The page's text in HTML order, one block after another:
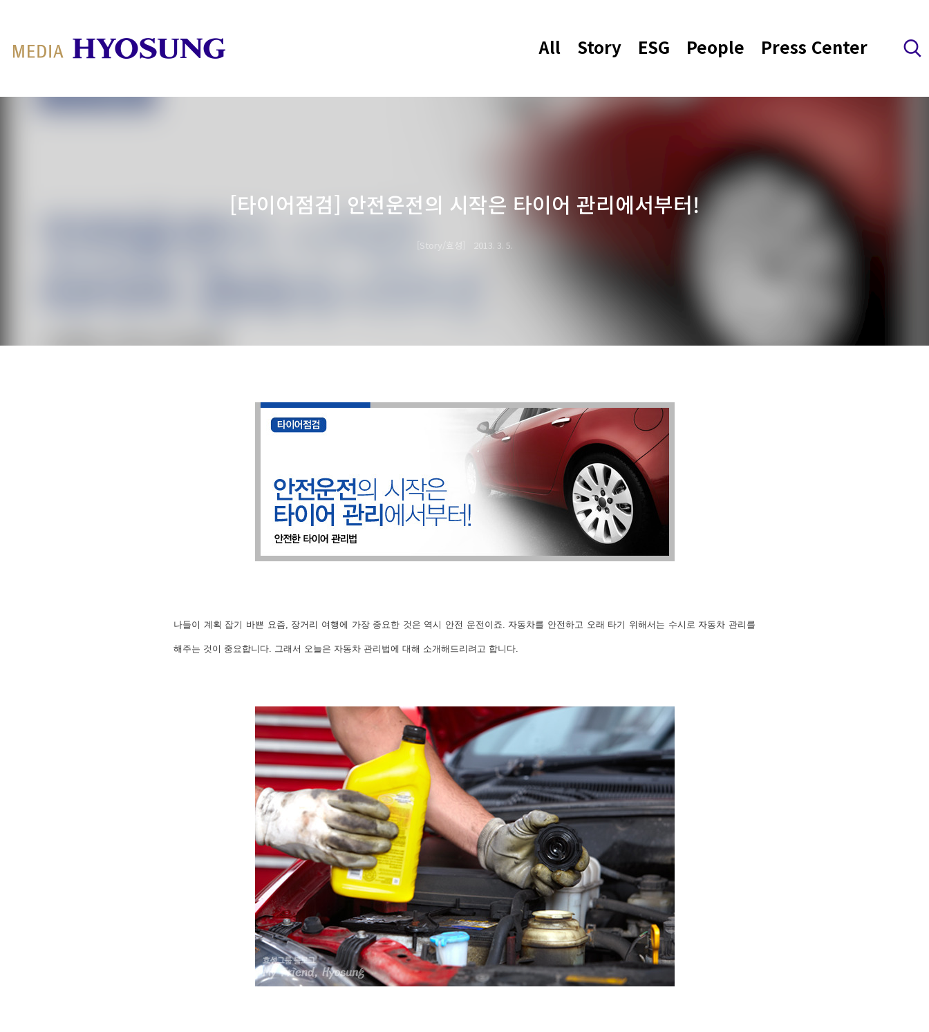
MY FRIEND HYOSUNG All Story ESG People Press Center 검색 레이어 열기
[타이어점검] 안전운전의 시작은 타이어 관리에서부터!
Story/효성 2013. 3. 5.
나들이 계획 잡기 바쁜 요즘, 장거리 여행에 가장 중요한 것은 역시 안전 운전이죠. 자동차를 안전하고 오래 타기 위해서는 수시로 자동차 관리를
해주는 것이 중요합니다. 그래서 오늘은 자동차 관리법에 대해 소개해드리려고 합니다.